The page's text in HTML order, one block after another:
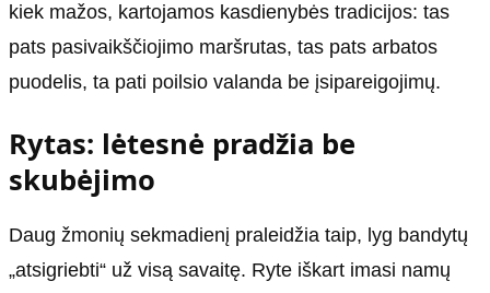
kiek mažos, kartojamos kasdienybės tradicijos: tas
pats pasivaikščiojimo maršrutas, tas pats arbatos
puodelis, ta pati poilsio valanda be įsipareigojimų.
Rytas: lėtesnė pradžia be
skubėjimo
Daug žmonių sekmadienį praleidžia taip, lyg bandytų
„atsigriebti“ už visą savaitę. Ryte iškart imasi namų